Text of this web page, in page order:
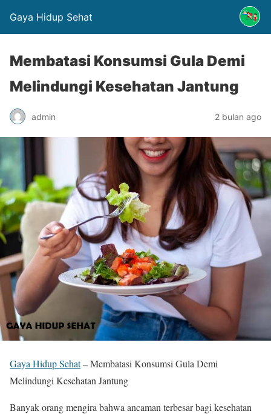
Gaya Hidup Sehat
Membatasi Konsumsi Gula Demi
Melindungi Kesehatan Jantung
admin 2 bulan ago
Gaya Hidup Sehat–Membatasi Konsumsi Gula Demi
Melindungi Kesehatan Jantung
Banyak orang mengira bahwa ancaman terbesar bagi kesehatan